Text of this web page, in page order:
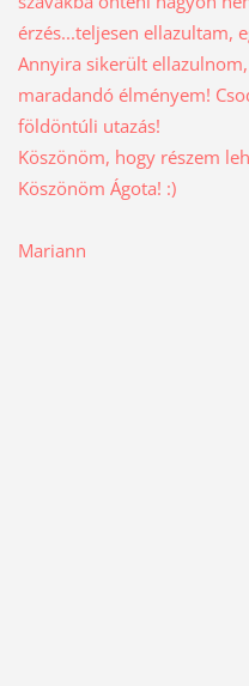
érzés...teljesen ellazultam,
Annyira sikerült
maradandó élményem!
földöntúli utazás!
Köszönöm, hogy részem
Köszönöm Ágota! :)
Mariann